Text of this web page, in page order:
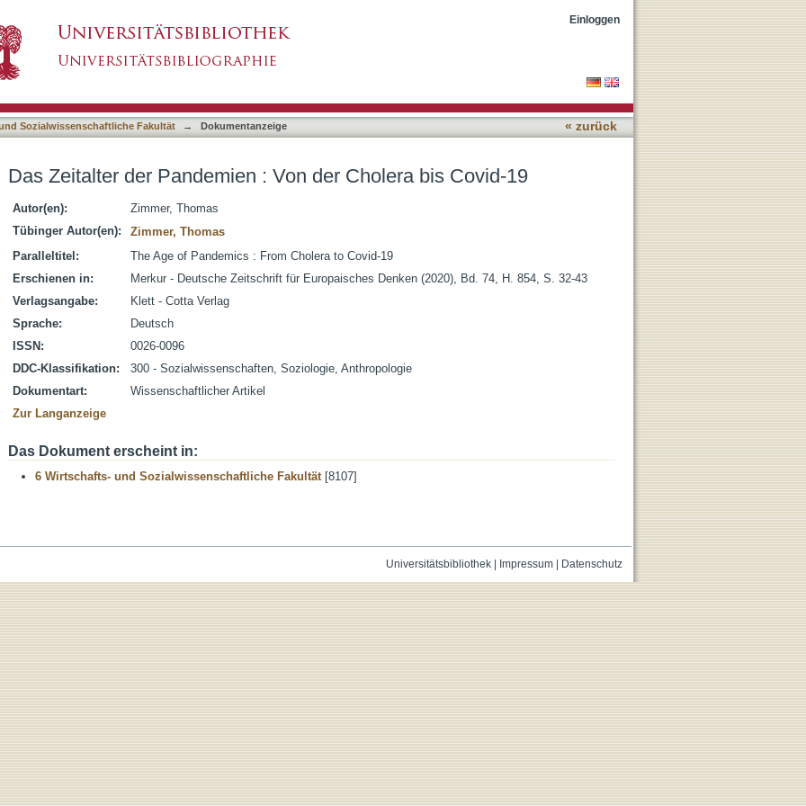
Einloggen
Sozialwissenschaftliche Fakultät → Dokumentanzeige « zurück
Das Zeitalter der Pandemien : Von der Cholera bis Covid-19
Autor(en):
Zimmer, Thomas
Tübinger Autor(en):
Zimmer, Thomas
Paralleltitel:
The Age of Pandemics : From Cholera to Covid-19
Erschienen in:
Merkur - Deutsche Zeitschrift für Europaisches Denken (2020), Bd. 74, H. 854, S. 32-43
Verlagsangabe:
Klett - Cotta Verlag
Sprache:
Deutsch
ISSN:
0026-0096
DDC-Klassifikation:
300 - Sozialwissenschaften, Soziologie, Anthropologie
Dokumentart:
Wissenschaftlicher Artikel
Zur Langanzeige
Das Dokument erscheint in:
6 Wirtschafts- und Sozialwissenschaftliche Fakultät[8107]
Universitätsbibliothek| Impressum| Datenschutz